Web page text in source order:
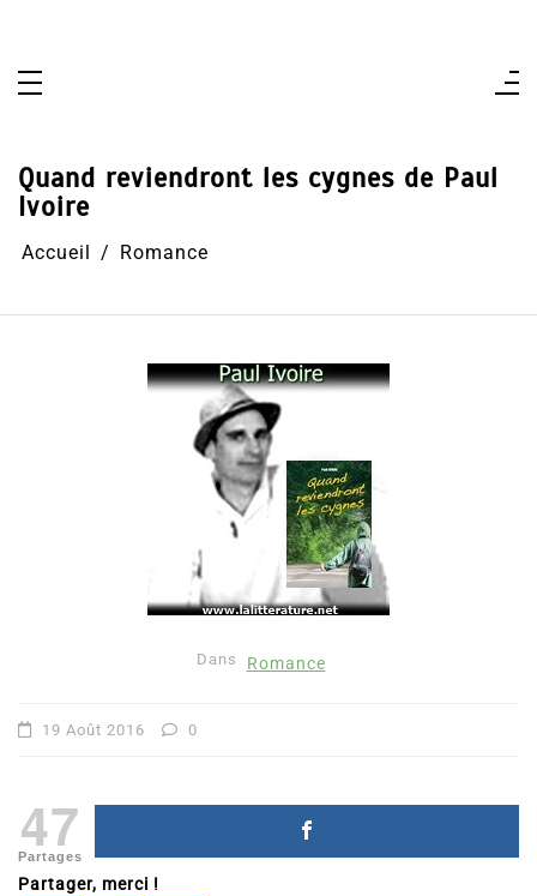
Quand reviendront les cygnes de Paul
Ivoire
Accueil Romance
Dans Romance
19 Août 2016 0
47
Partages
Partager, merci !